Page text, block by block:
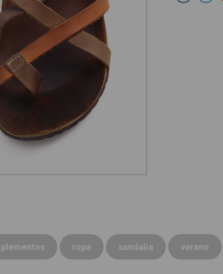
ropa sandalia verano